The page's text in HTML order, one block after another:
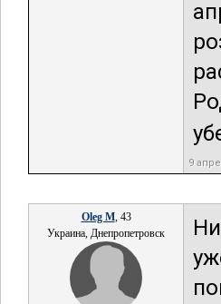
9
Oleg M, 43
Украина, Днепропетровск